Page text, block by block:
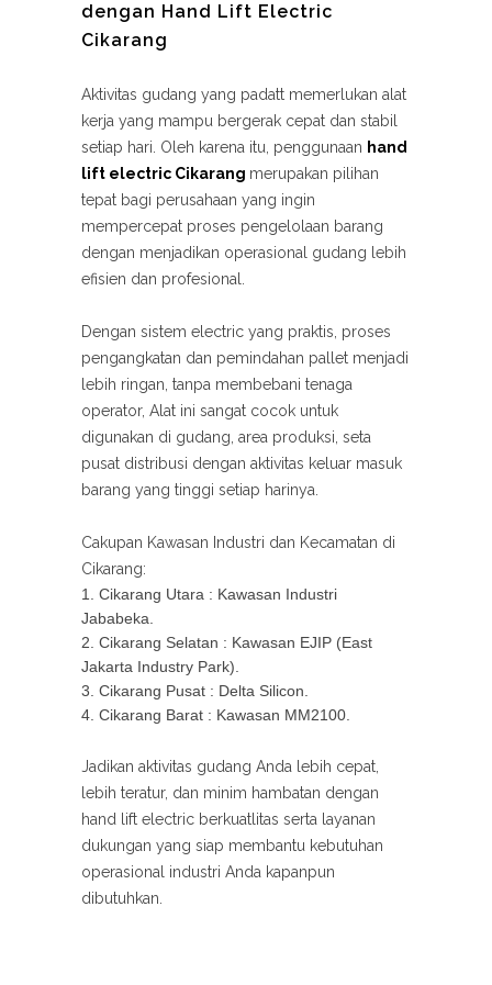
dengan Hand Lift Electric
Cikarang
Aktivitas gudang yang padatt memerlukan alat
kerja yang mampu bergerak cepat dan stabil
setiap hari. Oleh karena itu, penggunaan hand
lift electric Cikarang merupakan pilihan
tepat bagi perusahaan yang ingin
mempercepat proses pengelolaan barang
dengan menjadikan operasional gudang lebih
efisien dan profesional.
Dengan sistem electric yang praktis, proses
pengangkatan dan pemindahan pallet menjadi
lebih ringan, tanpa membebani tenaga
operator, Alat ini sangat cocok untuk
digunakan di gudang, area produksi, seta
pusat distribusi dengan aktivitas keluar masuk
barang yang tinggi setiap harinya.
Cakupan Kawasan Industri dan Kecamatan di
Cikarang:
Cikarang Utara : Kawasan Industri
Jababeka.
Cikarang Selatan : Kawasan EJIP (East
Jakarta Industry Park).
Cikarang Pusat : Delta Silicon.
Cikarang Barat : Kawasan MM2100.
Jadikan aktivitas gudang Anda lebih cepat,
lebih teratur, dan minim hambatan dengan
hand lift electric berkuatlitas serta layanan
dukungan yang siap membantu kebutuhan
operasional industri Anda kapanpun
dibutuhkan.